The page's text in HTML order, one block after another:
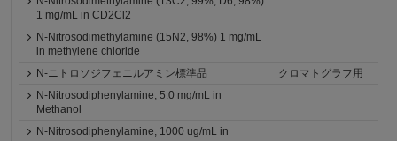
1 mg/mL in CD2Cl2
N-Nitrosodimethylamine (15N2, 98%) 1 mg/mL
in methylene chloride
N-ニトロソジフェニルアミン標準品
クロマトグラフ用
N-Nitrosodiphenylamine, 5.0 mg/mL in
Methanol
N-Nitrosodiphenylamine, 1000 ug/mL in